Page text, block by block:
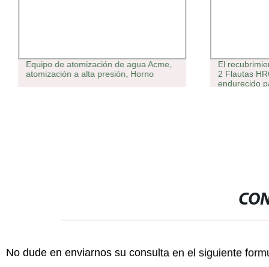
Equipo de atomización de agua Acme,
atomización a alta presión, Horno
El
2 Flautas
endurecido
No dude en enviarnos su consulta en el siguiente